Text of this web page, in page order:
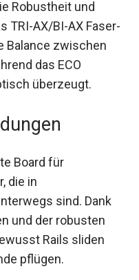
und UHMW
die Robustheit
TRI-AX/BI-AX
Balance
optisch
Board für
die in
sind. Dank